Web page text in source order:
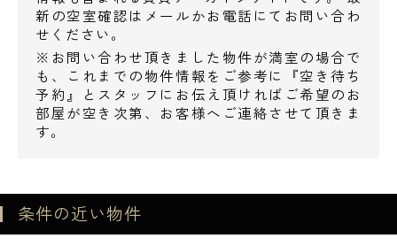
新の空室確認はメールかお電話にてお問い合わ
せください。
※お問い合わせ頂きました物件が満室の場合で
も、これまでの物件情報をご参考に『空き待ち
予約』とスタッフにお伝え頂ければご希望のお
部屋が空き次第、お客様へご連絡させて頂きま
す。
条件の近い物件